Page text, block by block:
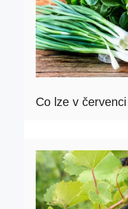
Co lze v